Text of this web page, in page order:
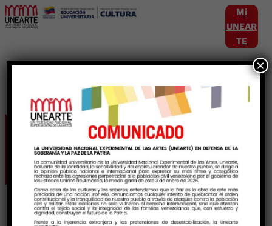
Mi
UNEAR
TE
Etiqueta:CulturaMuseistica
×